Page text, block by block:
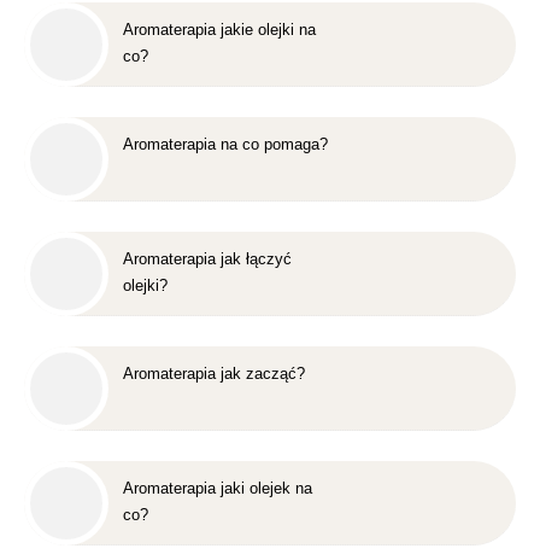
Aromaterapia jakie olejki na
co?
Aromaterapia na co pomaga?
Aromaterapia jak łączyć
olejki?
Aromaterapia jak zacząć?
Aromaterapia jaki olejek na
co?